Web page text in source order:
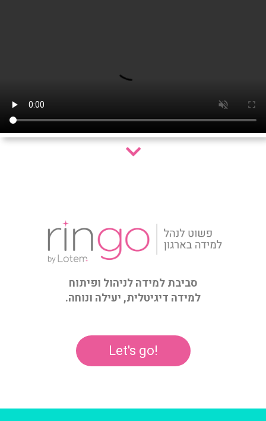
סביבת למידה לניהול ופיתוח
למידה דיגיטלית, יעילה ונוחה.
!Let's go